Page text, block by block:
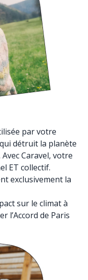
par votre
détruit la planète
Caravel, votre
ET collectif.
exclusivement la
sur le climat à
l’Accord de Paris